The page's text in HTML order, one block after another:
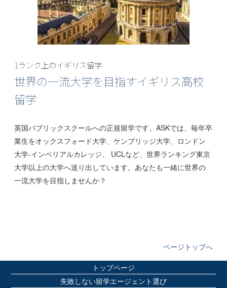
1ランク上のイギリス留学
世界の一流大学を目指すイギリス高校
留学
英国パブリックスクールへの正規留学です。ASKでは、毎年卒
業生をオックスフォード大学、ケンブリッジ大学、ロンドン
大学‐インペリアルカレッジ、 UCLなど、世界ランキング東京
大学以上の大学へ送り出しています。あなたも一緒に世界の
一流大学を目指しませんか？
ページトップへ
トップページ
失敗しない留学エージェント選び